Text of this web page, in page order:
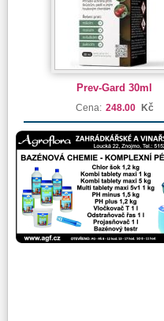
Prev-Gard 30ml
Cena: 248.00 Kč